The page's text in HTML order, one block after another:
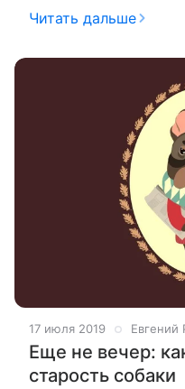
животными малышам
Читать дальше
17 июля 2019 Евгений
Еще не вечер:
старость собаки